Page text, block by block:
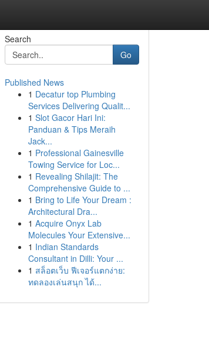
Search
Go
Published News
1 Decatur top Plumbing
Services Delivering Qualit...
1 Slot Gacor Hari Ini:
Panduan & Tips Meraih
Jack...
1 Professional Gainesville
Towing Service for Loc...
1 Revealing Shilajit: The
Comprehensive Guide to ...
1 Bring to Life Your Dream :
Architectural Dra...
1 Acquire Onyx Lab
Molecules Your Extensive...
1 Indian Standards
Consultant in Dilli: Your ...
1 สล็อตเว็บ ฟีเจอร์แตกง่าย:
ทดลองเล่นสนุก ได้...